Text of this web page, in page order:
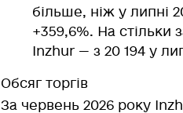
більше , ніж у липні
+359,6% . На стільки
Inzhur — з 20 194 у
Обсяг торгів
За червень 2026 року